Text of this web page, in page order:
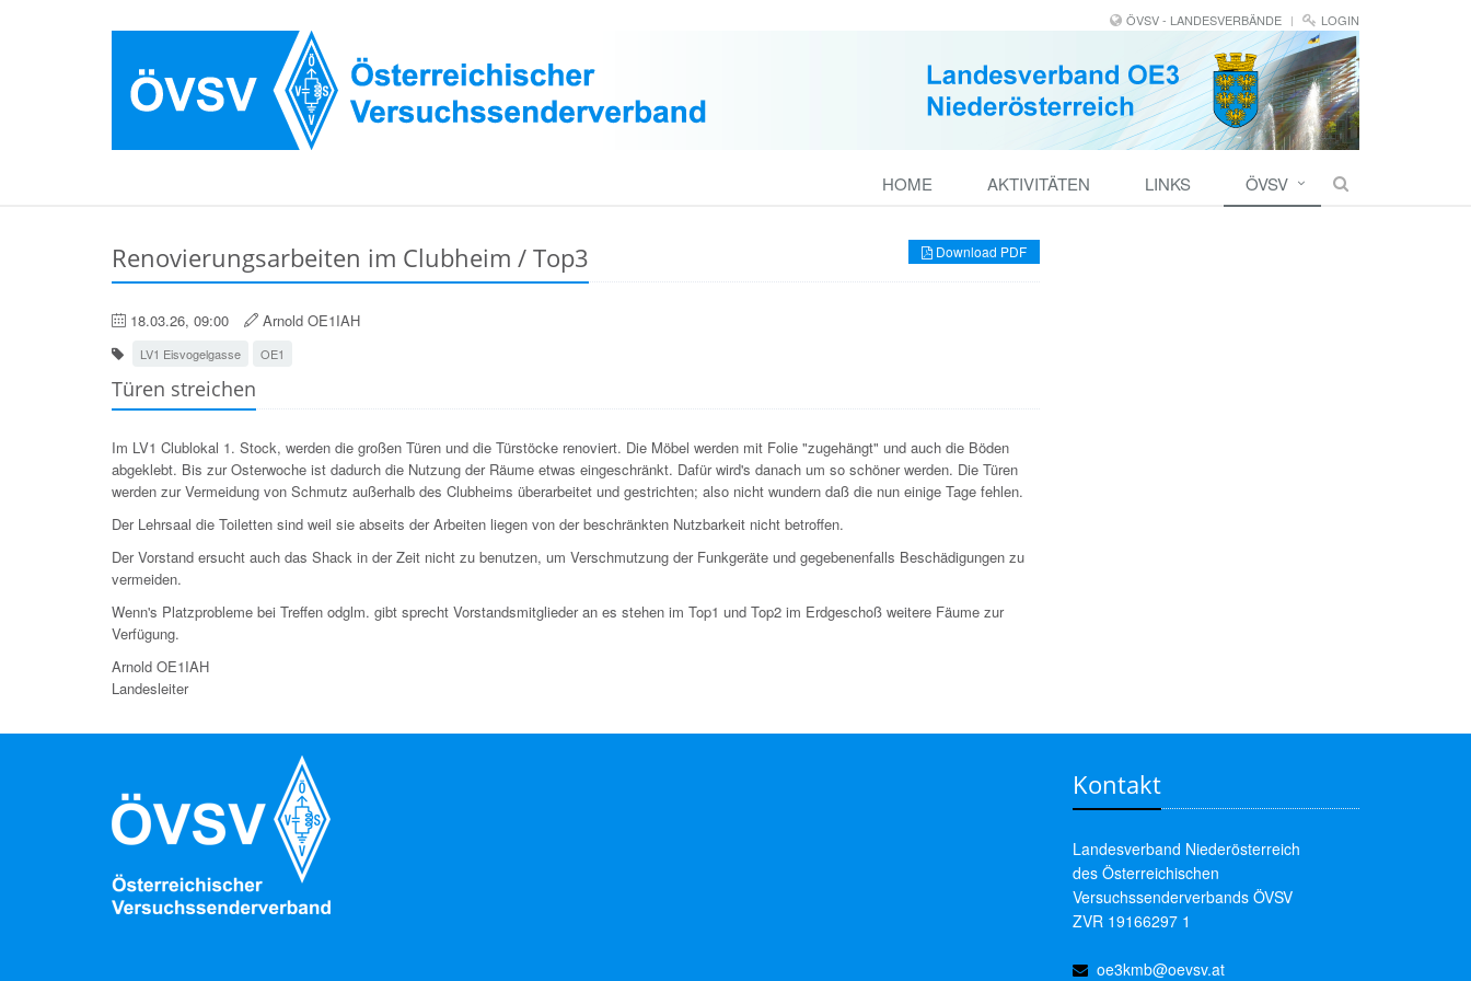
ÖVSV - LANDESVERBÄNDE LOGIN
HOME AKTIVITÄTEN LINKS ÖVSV
Download PDF
Renovierungsarbeiten im Clubheim / Top3
18.03.26, 09:00 Arnold OE1IAH
LV1 Eisvogelgasse OE1
Türen streichen
Im LV1 Clublokal 1. Stock, werden die großen Türen und die Türstöcke renoviert. Die Möbel werden mit Folie "zugehängt" und auch die Böden
abgeklebt. Bis zur Osterwoche ist dadurch die Nutzung der Räume etwas eingeschränkt. Dafür wird's danach um so schöner werden. Die Türen
werden zur Vermeidung von Schmutz außerhalb des Clubheims überarbeitet und gestrichten; also nicht wundern daß die nun einige Tage fehlen.
Der Lehrsaal die Toiletten sind weil sie abseits der Arbeiten liegen von der beschränkten Nutzbarkeit nicht betroffen.
Der Vorstand ersucht auch das Shack in der Zeit nicht zu benutzen, um Verschmutzung der Funkgeräte und gegebenenfalls Beschädigungen zu
vermeiden.
Wenn's Platzprobleme bei Treffen odglm. gibt sprecht Vorstandsmitglieder an es stehen im Top1 und Top2 im Erdgeschoß weitere Fäume zur
Verfügung.
Arnold OE1IAH
Landesleiter
Kontakt
Landesverband Niederösterreich
des Österreichischen
Versuchssenderverbands ÖVSV
ZVR 19166297 1
oe3kmb@oevsv.at